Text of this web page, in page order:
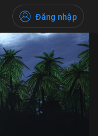
Đăng nhập